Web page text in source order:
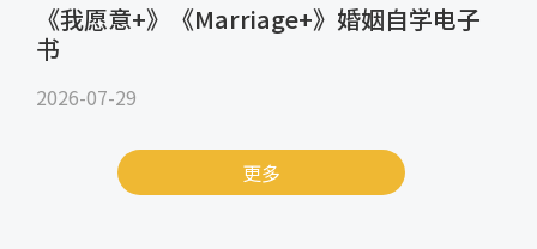
《我愿意+》《Marriage+》婚姻自学电子
书
2026-07-29
更多